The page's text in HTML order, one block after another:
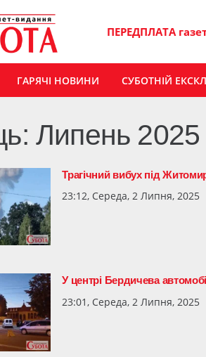
ПЕРЕДПЛАТА
ГАРЯЧІ НОВИНИ СУБОТНІЙ
Липень 2025
Трагічний вибух під
23:12, Середа, 2 Липня, 2025
У центрі Бердичева
23:01, Середа, 2 Липня, 2025